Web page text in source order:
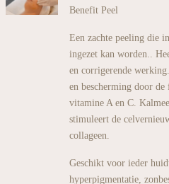
Benefit Peel
Een zachte peeling die
ingezet kan worden..
en corrigerende
en bescherming door
vitamine A en C.
stimuleert de
collageen.
Geschikt voor ieder
hyperpigmentatie,